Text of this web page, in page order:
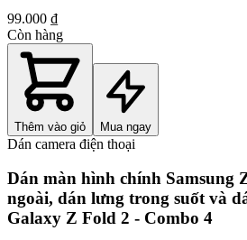
99.000 ₫
Còn hàng
Thêm vào giỏ Mua ngay
Dán camera điện thoại
Dán màn hình chính Samsung
ngoài, dán lưng trong suốt và
Galaxy Z Fold 2 - Combo 4